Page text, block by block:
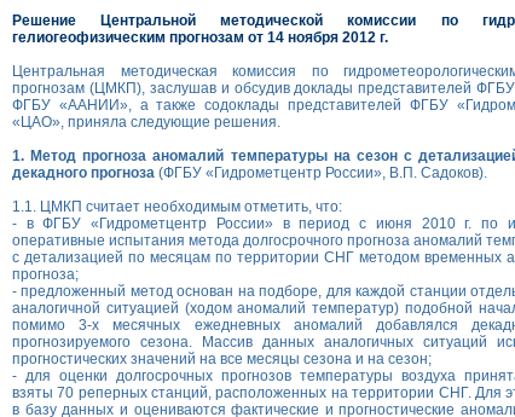
Решение Центральной методической комиссии по
гелиогеофизическим прогнозам от 14 ноября 2012 г.
Центральная методическая комиссия по
прогнозам (ЦМКП), заслушав и обсудив доклады представителей
ФГБУ «ААНИИ», а также содоклады представителей ФГБУ
«ЦАО», приняла следующие решения.
1. Метод прогноза аномалий температуры на сезон с
декадного прогноза (ФГБУ «Гидрометцентр России», В.П. Садоков).
1.1. ЦМКП считает необходимым отметить, что:
- в ФГБУ «Гидрометцентр России» в период с июня 2010 г. по
оперативные испытания метода долгосрочного прогноза аномалий
с детализацией по месяцам по территории СНГ методом временных
прогноза;
- предложенный метод основан на подборе, для каждой станции
аналогичной ситуацией (ходом аномалий температур) подобной
помимо 3-х месячных ежедневных аномалий добавлялся
прогнозируемого сезона. Массив данных аналогичных ситуаций
прогностических значений на все месяцы сезона и на сезон;
- для оценки долгосрочных прогнозов температуры воздуха
взяты 70 реперных станций, расположенных на территории СНГ. Для
в базу данных и оцениваются фактические и прогностические